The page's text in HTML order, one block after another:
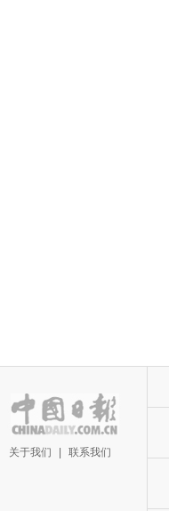
关于我们 联系我们